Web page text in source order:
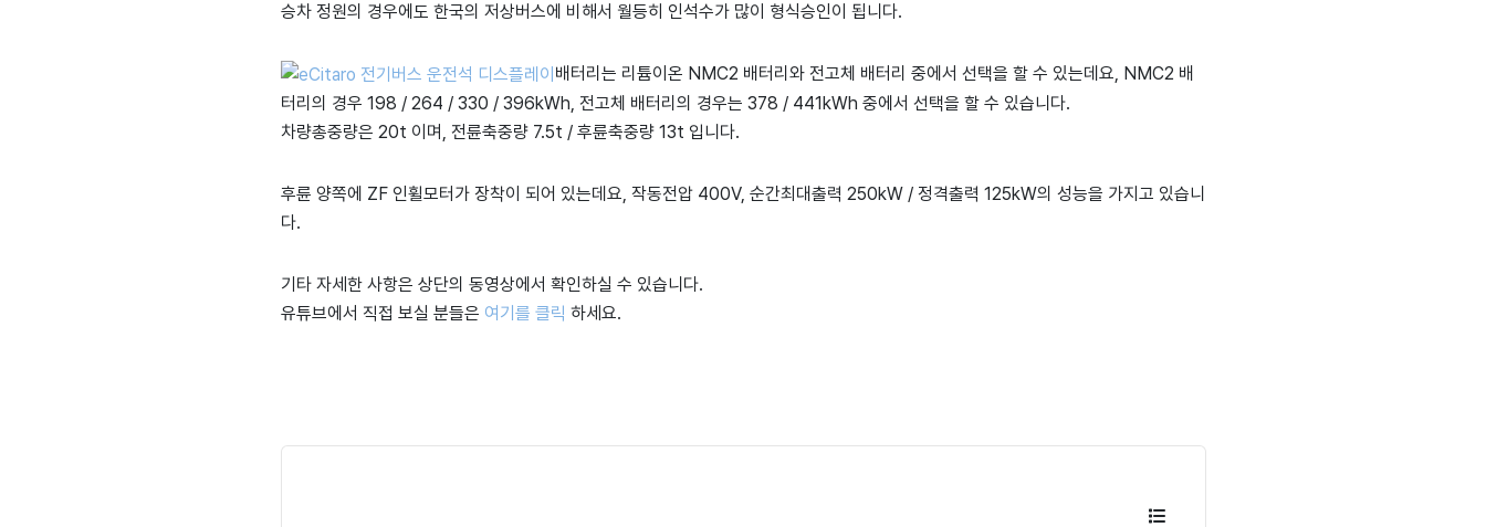
승차 정원의 경우에도 한국의 저상버스에 비해서 월등히 인석수가 많이 형식승인이 됩니다.
배터리는 리튬이온 NMC2 배터리와 전고체 배터리 중에서 선택을 할 수 있는데요, NMC2 배
터리의 경우 198 / 264 / 330 / 396kWh, 전고체 배터리의 경우는 378 / 441kWh 중에서 선택을 할 수 있습니다.
차량총중량은 20t 이며, 전륜축중량 7.5t / 후륜축중량 13t 입니다.
후륜 양쪽에 ZF 인휠모터가 장착이 되어 있는데요, 작동전압 400V, 순간최대출력 250kW / 정격출력 125kW의 성능을 가지고 있습니
다.
기타 자세한 사항은 상단의 동영상에서 확인하실 수 있습니다.
유튜브에서 직접 보실 분들은 여기를 클릭 하세요.